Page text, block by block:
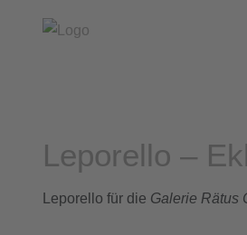
Leporello –
Leporello für die Galerie Rätus